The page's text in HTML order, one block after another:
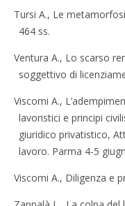
Tursi A., Le
464 ss.
Ventura A., Lo scarso
soggettivo di
Viscomi A.,
lavoristici e principi
giuridico privatistico,
lavoro. Parma 4-5
Viscomi A., Diligenza e